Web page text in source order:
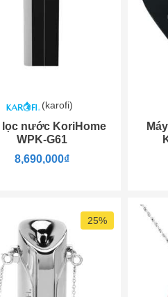
(karofi)
lọc nước KoriHome
WPK-G61
8,690,000₫
25%